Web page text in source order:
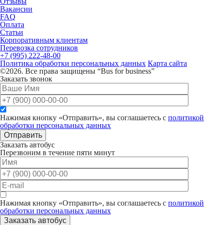
Вакансии
FAQ
Оплата
Статьи
Корпоративным клиентам
Перевозка сотрудников
+7 (995) 222-48-00
Политика обработки персональных данных Карта сайта
©2026. Все права защищены “Bus for business”
Заказать звонок
Нажимая кнопку «Отправить», вы соглашаетесь с политикой
обработки персональных данных
Отправить
Заказать автобус
Перезвоним в течение пяти минут
Нажимая кнопку «Отправить», вы соглашаетесь с политикой
обработки персональных данных
Заказать автобус